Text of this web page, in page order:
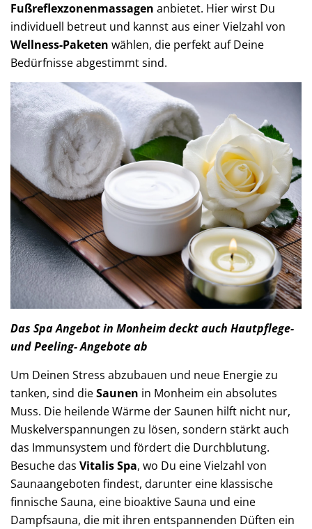
Fußreflexzonenmassagen anbietet. Hier wirst Du
individuell betreut und kannst aus einer Vielzahl von
Wellness-Paketen wählen, die perfekt auf Deine
Bedürfnisse abgestimmt sind.
Das Spa Angebot in Monheim deckt auch Hautpflege-
und Peeling- Angebote ab
Um Deinen Stress abzubauen und neue Energie zu
tanken, sind dieSaunen in Monheim ein absolutes
Muss. Die heilende Wärme der Saunen hilft nicht nur,
Muskelverspannungen zu lösen, sondern stärkt auch
das Immunsystem und fördert die Durchblutung.
Besuche das Vitalis Spa, wo Du eine Vielzahl von
Saunaangeboten findest, darunter eine klassische
finnische Sauna, eine bioaktive Sauna und eine
Dampfsauna, die mit ihren entspannenden Düften ein